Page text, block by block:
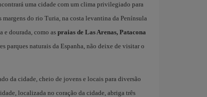
uma cidade com um clima privilegiado para
do rio Turia, na costa levantina da Península
e dourada, como aspraias de Las Arenas, Patacona
parques naturais da Espanha, não deixe de visitar o
da cidade, cheio de jovens e locais para diversão
localizada no coração da cidade, abriga três